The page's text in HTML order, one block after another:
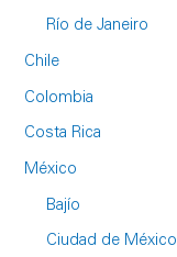
Río de Janeiro
Chile
Colombia
Costa Rica
México
Bajío
Ciudad de México